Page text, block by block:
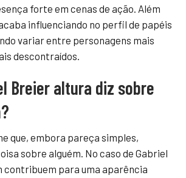
forte em cenas de ação. Além
influenciando no perfil de papéis
variar entre personagens mais
descontraídos.
Breier altura diz sobre
que, embora pareça simples,
sobre alguém. No caso de Gabriel
contribuem para uma aparência